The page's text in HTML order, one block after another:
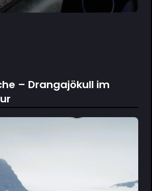
– Drangajökull im